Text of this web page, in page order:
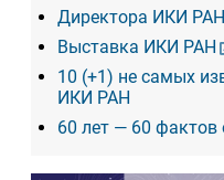
Директора ИКИ РАН
Выставка ИКИ РАН
10 (+1) не самых
ИКИ РАН
60 лет — 60 фактов